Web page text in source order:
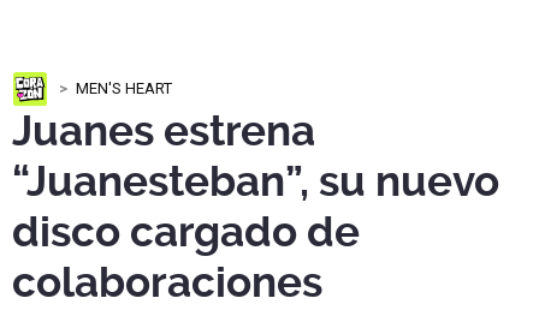
MEN'S HEART
Juanes estrena
“Juanesteban”, su nuevo
disco cargado de
colaboraciones